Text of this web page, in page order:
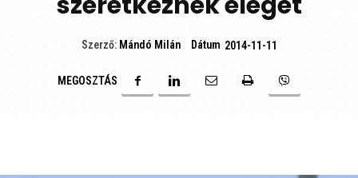
Szerző: Mándó Milán Dátum 2014-11-11
MEGOSZTÁS